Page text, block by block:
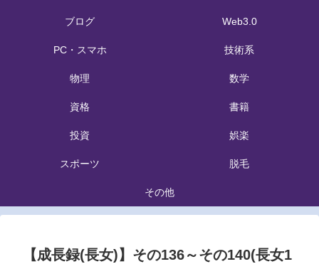
ブログ Web3.0
PC・スマホ 技術系
物理 数学
資格 書籍
投資 娯楽
スポーツ 脱毛
その他
【成長録(長女)】その136～その140(長女1